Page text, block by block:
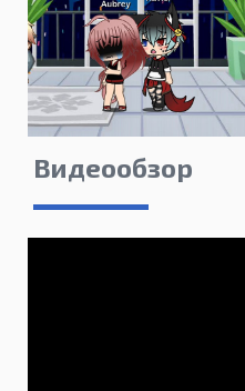
Видеообзор